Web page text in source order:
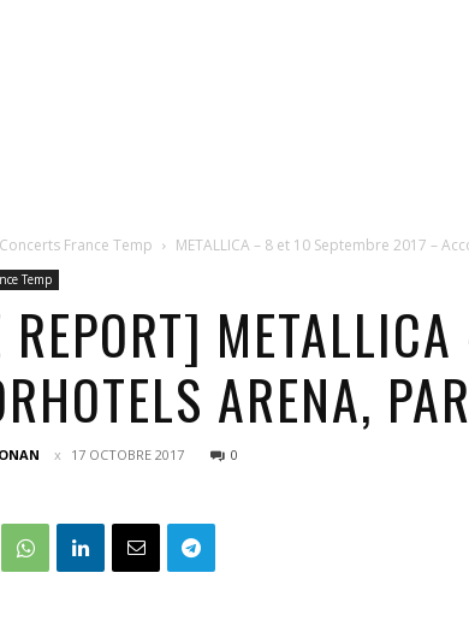
France Temp METALLICA – 8 et 10 Septembre 2017 –
Temp
ARENA,
17 OCTOBRE 2017 0